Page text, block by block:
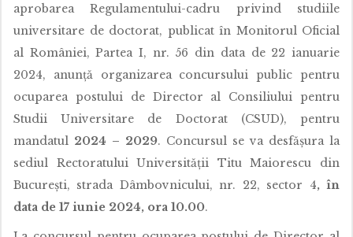
aprobarea Regulamentului-cadru privind studiile
universitare de doctorat, publicat în Monitorul Oficial
al României, Partea I, nr. 56 din data de 22 ianuarie
2024, anunță organizarea concursului public pentru
ocuparea postului de Director al Consiliului pentru
Studii Universitare de Doctorat (CSUD), pentru
mandatul 2024 – 2029. Concursul se va desfășura la
sediul Rectoratului Universității Titu Maiorescu din
București, strada Dâmbovnicului, nr. 22, sector 4, în
data de 17 iunie 2024, ora 10.00.